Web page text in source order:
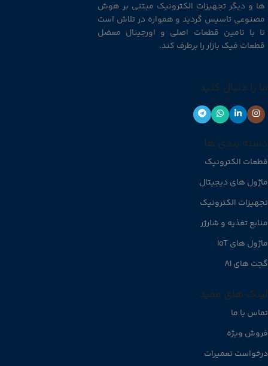
ها و دیگر تجهیزات الکترونیک مبتنی بر هوش
مصنوعی تاسیس گردید و همواره در تلاش است
تا با تامین قطعات اصلی و اورجینال معضل
قطعات فیک بازار را برطرف کند.
ما را دنبال کنید :
دسته بندی ها
قطعات الکترونیک
ماژول های دیجیتال
تجهیزات الکترونیک
منابع تغذیه و شارژر
ماژول های IoT
گجت های AI
لینک های مفید
تماس با ما
فروش ویژه
درخواست تعمیرات